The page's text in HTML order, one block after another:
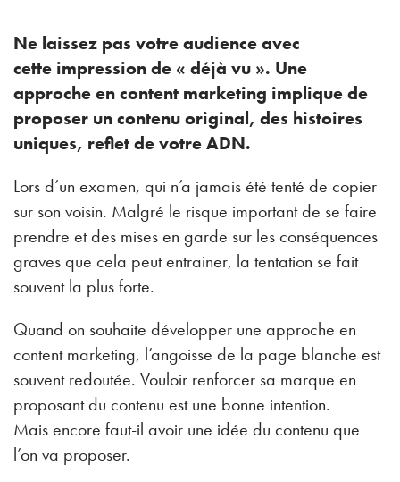
Ne laissez pas votre audience avec
cette impression de « déjà vu ». Une
approche en content marketing implique de
proposer un contenu original, des histoires
uniques, reflet de votre ADN.
Lors d’un examen, qui n’a jamais été tenté de copier
sur son voisin. Malgré le risque important de se faire
prendre et des mises en garde sur les conséquences
graves que cela peut entrainer, la tentation se fait
souvent la plus forte.
Quand on souhaite développer une approche en
content marketing, l’angoisse de la page blanche est
souvent redoutée. Vouloir renforcer sa marque en
proposant du contenu est une bonne intention.
Mais encore faut-il avoir une idée du contenu que
l’on va proposer.